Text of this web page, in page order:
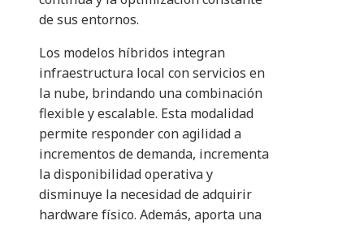
de sus entornos.
Los modelos híbridos integran
infraestructura local con servicios en
la nube, brindando una combinación
flexible y escalable. Esta modalidad
permite responder con agilidad a
incrementos de demanda, incrementa
la disponibilidad operativa y
disminuye la necesidad de adquirir
hardware físico. Además, aporta una